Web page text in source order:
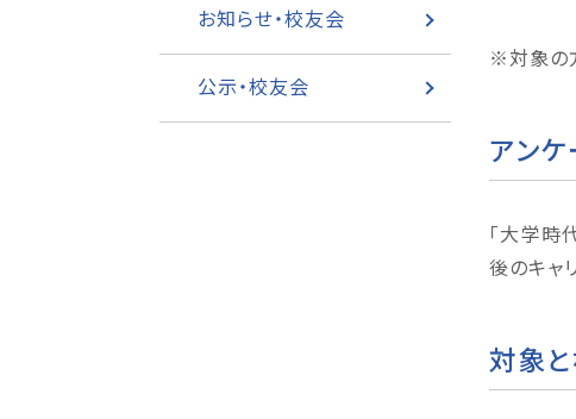
※対象の
アン
「大学時
後のキャ
対象
お知らせ・校友会
公示・校友会